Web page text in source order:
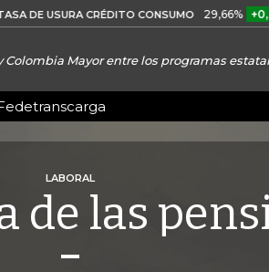
CRÉDITO CONSUMO 29,66% +0,87%
Colombia Mayor entre los programas
LABORAL
de las